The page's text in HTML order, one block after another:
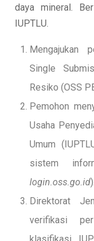
daya mineral.
IUPTLU.
Mengajukan
Single
Resiko (OSS
Pemohon
Usaha
Umum
sistem
login.oss.go.id).
Direktorat
verifikasi